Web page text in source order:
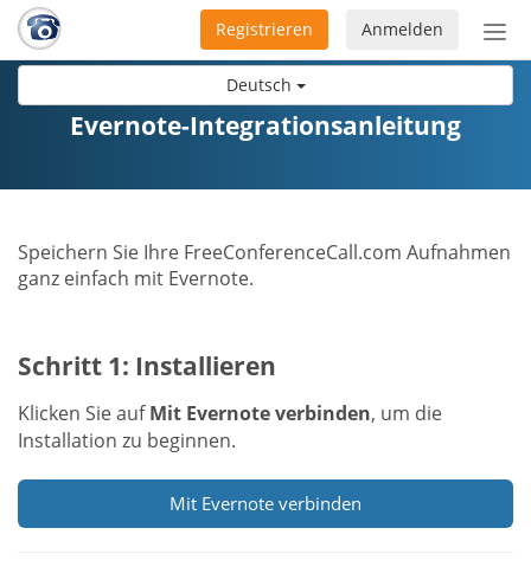
Deutsch
Anmelden
Registrieren
Evernote-Integrationsanleitung
Speichern Sie Ihre FreeConferenceCall.com Aufnahmen
ganz einfach mit Evernote.
Schritt 1: Installieren
Klicken Sie aufMit Evernote verbinden, um die
Installation zu beginnen.
Mit Evernote verbinden